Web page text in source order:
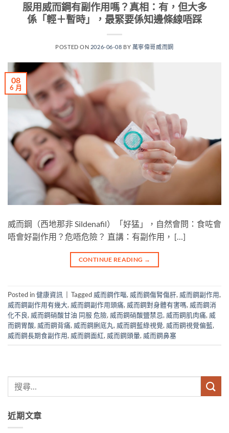
服用威而鋼有副作用嗎？真相：有，但大多
係「輕＋暫時」，最緊要係知邊條線唔踩
POSTED ON 2026-06-08 BY 萬寧偉哥威而鋼
08
6 月
威而鋼（西地那非 Sildenafil）「好猛」，自然會問：食咗會
唔會好副作用？危唔危險？​ 直講：有副作用， […]
CONTINUE READING →
Posted in健康資訊 Tagged 威而鋼作嘔, 威而鋼傷腎傷肝, 威而鋼副作用,
威而鋼副作用有幾大, 威而鋼副作用頭痛, 威而鋼對身體有害嗎, 威而鋼消
化不良, 威而鋼硝酸甘油 同服 危險, 威而鋼硝酸鹽禁忌, 威而鋼肌肉痛, 威
而鋼胃酸, 威而鋼背痛, 威而鋼脷底丸, 威而鋼藍綠視覺, 威而鋼視覺偏藍,
威而鋼長期食副作用, 威而鋼面紅, 威而鋼頭暈, 威而鋼鼻塞
近期文章